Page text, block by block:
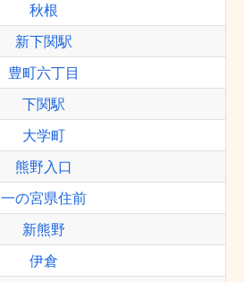
秋根
新下関駅
豊町六丁目
下関駅
大学町
熊野入口
一の宮県住前
新熊野
伊倉